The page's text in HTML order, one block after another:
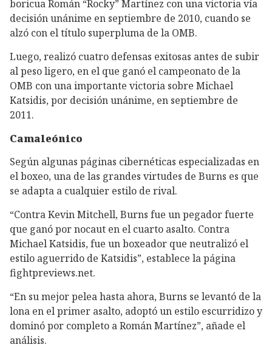
boricua Román “Rocky” Martínez con una victoria vía
decisión unánime en septiembre de 2010, cuando se
alzó con el título superpluma de la OMB.
Luego, realizó cuatro defensas exitosas antes de subir
al peso ligero, en el que ganó el campeonato de la
OMB con una importante victoria sobre Michael
Katsidis, por decisión unánime, en septiembre de
2011.
Camaleónico
Según algunas páginas cibernéticas especializadas en
el boxeo, una de las grandes virtudes de Burns es que
se adapta a cualquier estilo de rival.
“Contra Kevin Mitchell, Burns fue un pegador fuerte
que ganó por nocaut en el cuarto asalto. Contra
Michael Katsidis, fue un boxeador que neutralizó el
estilo aguerrido de Katsidis”, establece la página
fightpreviews.net.
“En su mejor pelea hasta ahora, Burns se levantó de la
lona en el primer asalto, adoptó un estilo escurridizo y
dominó por completo a Román Martínez”, añade el
análisis.